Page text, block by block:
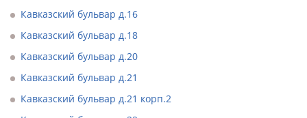
Кавказский бульвар д.16
Кавказский бульвар д.18
Кавказский бульвар д.20
Кавказский бульвар д.21
Кавказский бульвар д.21 корп.2